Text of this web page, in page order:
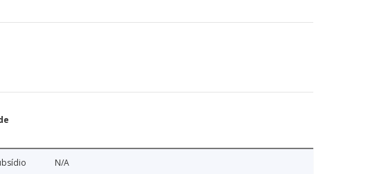
N/A